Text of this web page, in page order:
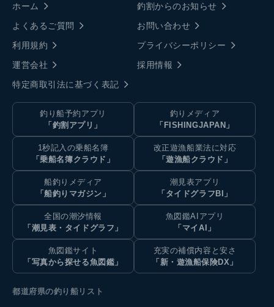
ホーム
釣割からのお知らせ
よくあるご質問
お問い合わせ
利用規約
プライバシーポリシー
運営会社
採用情報
特定商取引法に基づく表記
釣り船予約アプリ
「釣割アプリ」
釣りメディア
「FISHINGJAPAN」
1秒記入の乗船名簿
「乗船名簿クラウド」
改正遊漁船業法に対応
「遊漁船クラウド」
船釣りメディア
「船釣りマガジン」
潮見表アプリ
「タイドグラフBI」
全国の潮汐情報
「潮見表・タイドグラフ」
魚図鑑AIアプリ
「マイAI」
魚図鑑サイト
「写真から探せる魚図鑑」
充実の補償内容と安さ
「新・遊漁船保険DX」
都道府県の釣り船リスト